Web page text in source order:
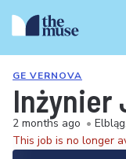
GE VERNOVA
Inżynier
2 months ago •
This job is no longer